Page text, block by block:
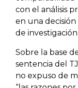
con el análisis
en una
de
Sobre la base
sentencia del
no expuso de